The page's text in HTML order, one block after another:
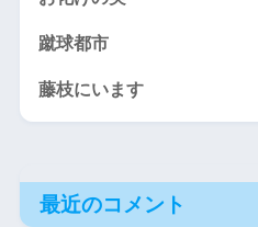
蹴球都市
藤枝にいます
最近のコメント